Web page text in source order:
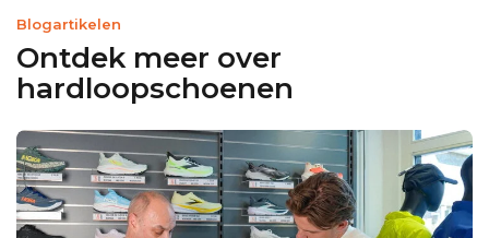
Blogartikelen
Ontdek meer over
hardloopschoenen